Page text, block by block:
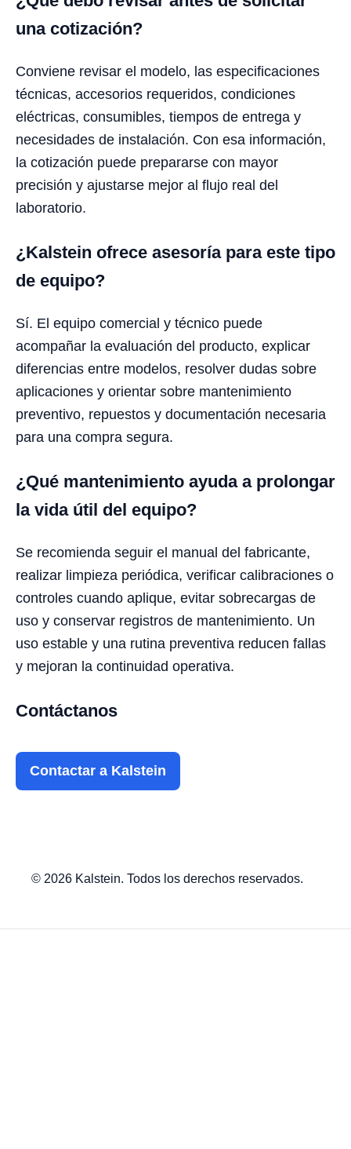
una cotización?
Conviene revisar el modelo, las especificaciones
técnicas, accesorios requeridos, condiciones
eléctricas, consumibles, tiempos de entrega y
necesidades de instalación. Con esa información,
la cotización puede prepararse con mayor
precisión y ajustarse mejor al flujo real del
laboratorio.
¿Kalstein ofrece asesoría para este tipo
de equipo?
Sí. El equipo comercial y técnico puede
acompañar la evaluación del producto, explicar
diferencias entre modelos, resolver dudas sobre
aplicaciones y orientar sobre mantenimiento
preventivo, repuestos y documentación necesaria
para una compra segura.
¿Qué mantenimiento ayuda a prolongar
la vida útil del equipo?
Se recomienda seguir el manual del fabricante,
realizar limpieza periódica, verificar calibraciones o
controles cuando aplique, evitar sobrecargas de
uso y conservar registros de mantenimiento. Un
uso estable y una rutina preventiva reducen fallas
y mejoran la continuidad operativa.
Contáctanos
Contactar a Kalstein
© 2026 Kalstein. Todos los derechos reservados.